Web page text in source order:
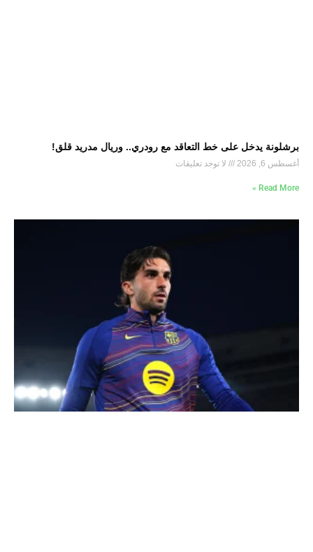
برشلونة يدخل على خط التعاقد مع رودري.. وريال مدريد قلق!
أغسطس 6, 2026 لا توجد تعليقات
Read More »